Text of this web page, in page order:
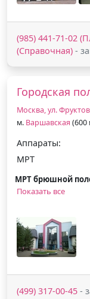
(985) 441-71-02
(Справочная) -
Городская
Москва, ул.
м. Варшавская (600
Аппараты:
МРТ
МРТ брюшной
Показать все
(499) 317-00-45 -